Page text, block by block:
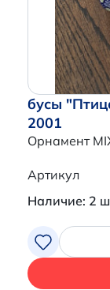
бусы
2001
Орнамент
Артикул
Наличие: 2